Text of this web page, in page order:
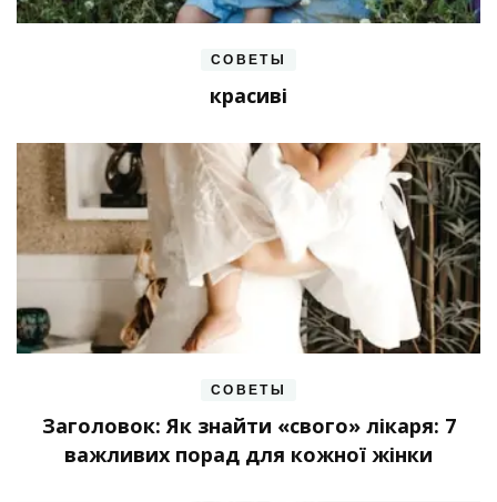
СОВЕТЫ
красиві
СОВЕТЫ
Заголовок: Як знайти «свого» лікаря: 7
важливих порад для кожної жінки